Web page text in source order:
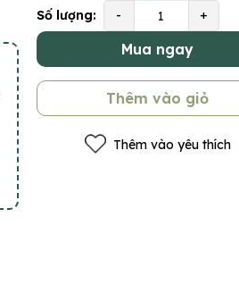
Số lượng: - +
Mua ngay
Thêm vào giỏ
Thêm vào yêu thích